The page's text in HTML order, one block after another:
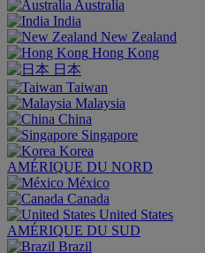
Australia
India
New Zealand
Hong Kong
日本
Taiwan
Malaysia
China
Singapore
Korea
AMÉRIQUE DU NORD
México
Canada
United States
AMÉRIQUE DU SUD
Brazil